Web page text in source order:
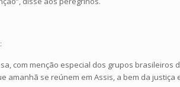
com menção especial dos grupos brasileiros
se reúnem em Assis, a bem da